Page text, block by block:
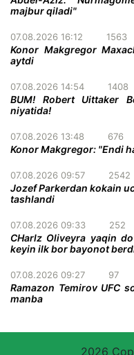
majbur qiladi"
07.08.2026 16:12 1563
Konor Makgregor
aytdi
07.08.2026 14:54 1408
BUM! Robert Uittaker
niyatida!
07.08.2026 13:48 676
Konor Makgregor: "Endi
07.08.2026 09:57 2542
Jozef Parkerdan kokain
tashlandi
07.08.2026 09:33 252
CHarlz Oliveyra yaqin
keyin ilk bor bayonot
07.08.2026 09:27 97
Ramazon Temirov UFC
manba
2026